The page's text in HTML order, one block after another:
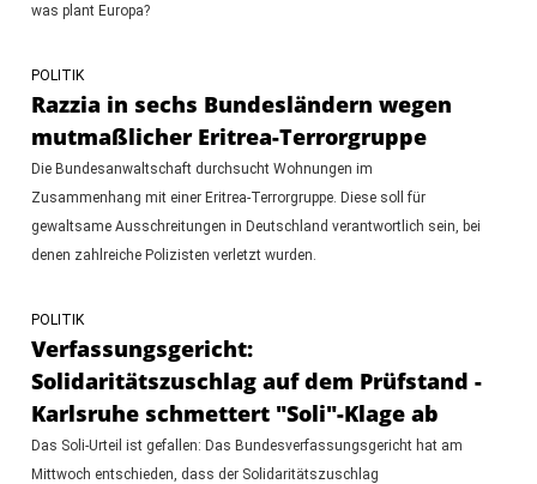
was plant Europa?
POLITIK
Razzia in sechs Bundesländern wegen
mutmaßlicher Eritrea-Terrorgruppe
Die Bundesanwaltschaft durchsucht Wohnungen im
Zusammenhang mit einer Eritrea-Terrorgruppe. Diese soll für
gewaltsame Ausschreitungen in Deutschland verantwortlich sein, bei
denen zahlreiche Polizisten verletzt wurden.
POLITIK
Verfassungsgericht:
Solidaritätszuschlag auf dem Prüfstand -
Karlsruhe schmettert "Soli"-Klage ab
Das Soli-Urteil ist gefallen: Das Bundesverfassungsgericht hat am
Mittwoch entschieden, dass der Solidaritätszuschlag